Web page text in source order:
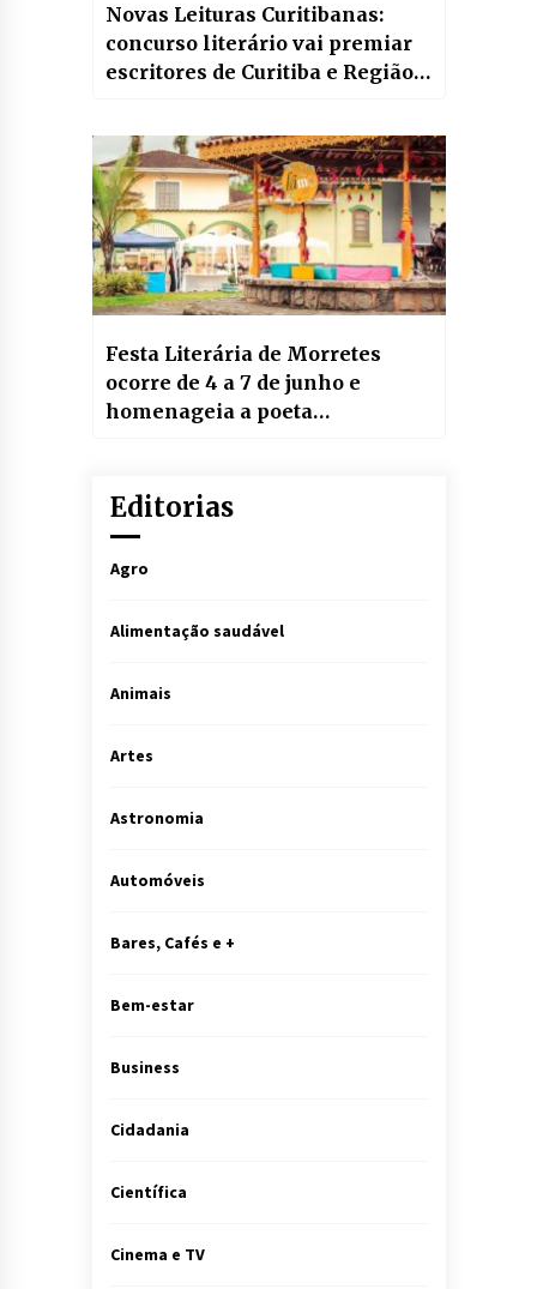
Novas Leituras Curitibanas:
concurso literário vai premiar
escritores de Curitiba e Região
Festa Literária de Morretes
ocorre de 4 a 7 de junho e
homenageia a poeta
Editorias
Agro
Alimentação saudável
Animais
Artes
Astronomia
Automóveis
Bares, Cafés e +
Bem-estar
Business
Cidadania
Científica
Cinema e TV